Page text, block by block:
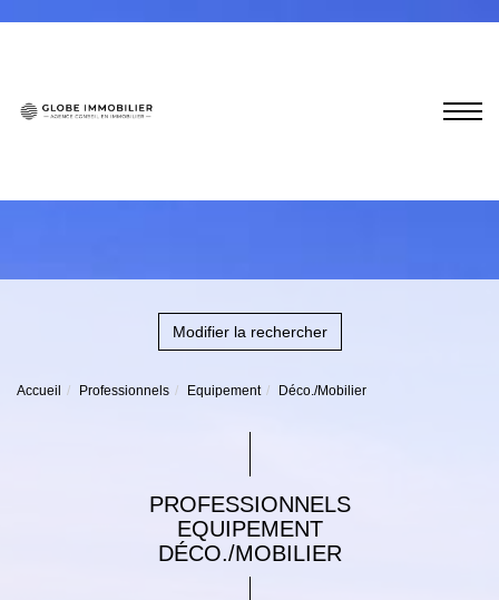
Modifier la rechercher
Accueil Professionnels Equipement Déco./Mobilier
PROFESSIONNELS
EQUIPEMENT
DÉCO./MOBILIER